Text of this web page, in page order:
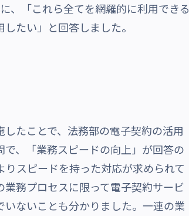
「これら全てを網羅的に利用できる
たい」と回答しました。
たことで、法務部の電子契約の活用
、「業務スピードの向上」が回答の
スピードを持った対応が求められて
務プロセスに限って電子契約サービ
ないことも分かりました。一連の業